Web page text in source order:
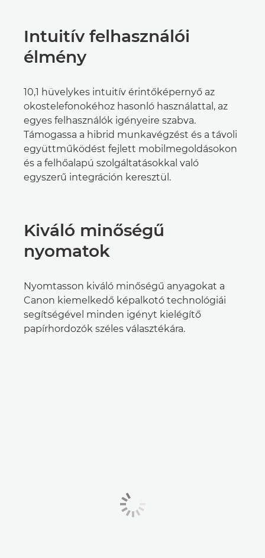
Intuitív felhasználói
élmény
10,1 hüvelykes intuitív érintőképernyő az
okostelefonokéhoz hasonló használattal, az
egyes felhasználók igényeire szabva.
Támogassa a hibrid munkavégzést és a távoli
együttműködést fejlett mobilmegoldásokon
és a felhőalapú szolgáltatásokkal való
egyszerű integráción keresztül.
Kiváló minőségű
nyomatok
Nyomtasson kiváló minőségű anyagokat a
Canon kiemelkedő képalkotó technológiái
segítségével minden igényt kielégítő
papírhordozók széles választékára.